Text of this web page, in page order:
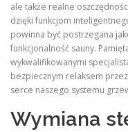
ale także realne
dzięki funkcjom
powinna być postrzegana
funkcjonalność sauny.
wykwalifikowanymi
bezpiecznym relaksem
serce naszego systemu
Wymiana